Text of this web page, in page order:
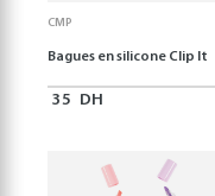
CMP
Bagues en silicone Clip It
35 DH